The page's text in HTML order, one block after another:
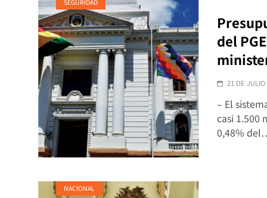
SEGURIDAD
del
21 DE JULIO
– El
casi 1.500
0,48%
NACIONAL